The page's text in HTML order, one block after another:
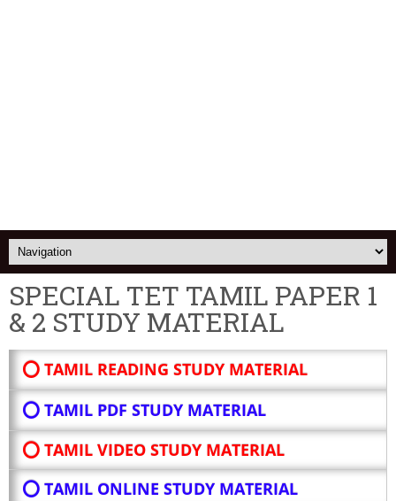
SPECIAL TET TAMIL PAPER 1
& 2 STUDY MATERIAL
⭕ TAMIL READING STUDY MATERIAL
⭕ TAMIL PDF STUDY MATERIAL
⭕ TAMIL VIDEO STUDY MATERIAL
⭕ TAMIL ONLINE STUDY MATERIAL